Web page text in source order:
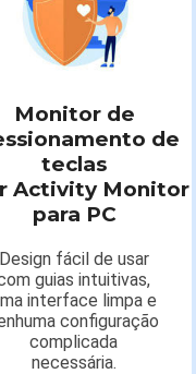
Monitor de
de
teclas
Activity Monitor
para PC
Design fácil de usar
guias intuitivas,
interface limpa e
configuração
complicada
necessária.